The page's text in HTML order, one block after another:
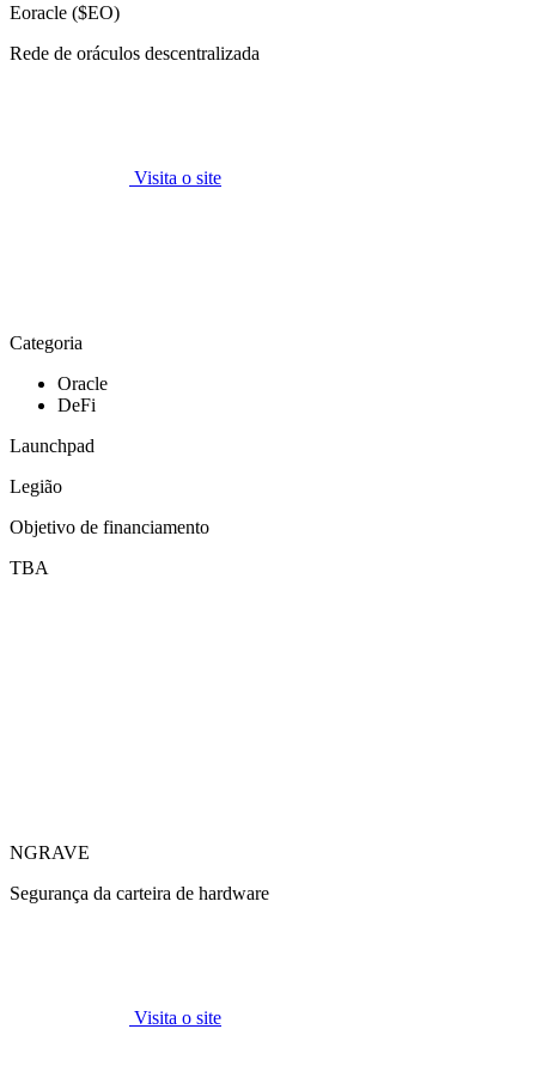
Eoracle ($EO)
Rede de oráculos descentralizada
Visita o site
Categoria
Oracle
DeFi
Launchpad
Legião
Objetivo de financiamento
TBA
NGRAVE
Segurança da carteira de hardware
Visita o site